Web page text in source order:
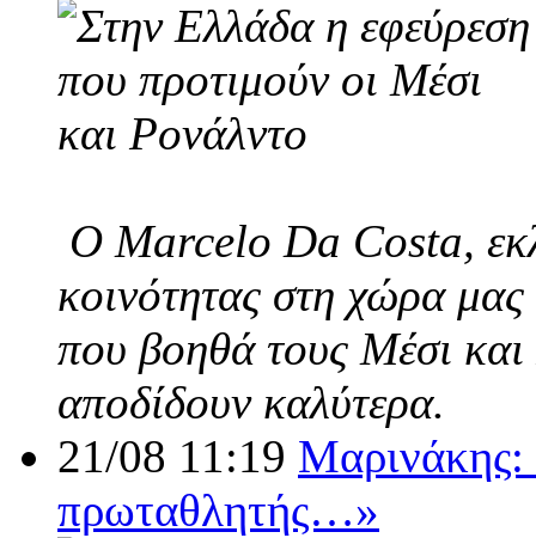
Ο Marcelo Da Costa,
κοινότητας στη χώρα
που βοηθά τους Μέσι και
αποδίδουν καλύτερα.
21/08 11:19 Μαρινάκης:
πρωταθλητής…»